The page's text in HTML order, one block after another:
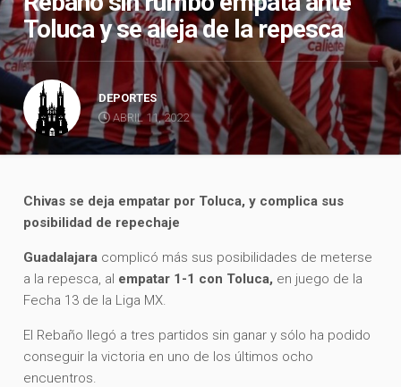
Toluca y se aleja de la repesca
DEPORTES
ABRIL 11, 2022
Chivas se deja empatar por Toluca, y complica sus
posibilidad de repechaje
Guadalajara complicó más sus posibilidades de meterse
a la repesca, al empatar 1-1 con Toluca, en juego de la
Fecha 13 de la Liga MX.
El Rebaño llegó a tres partidos sin ganar y sólo ha podido
conseguir la victoria en uno de los últimos ocho
encuentros.